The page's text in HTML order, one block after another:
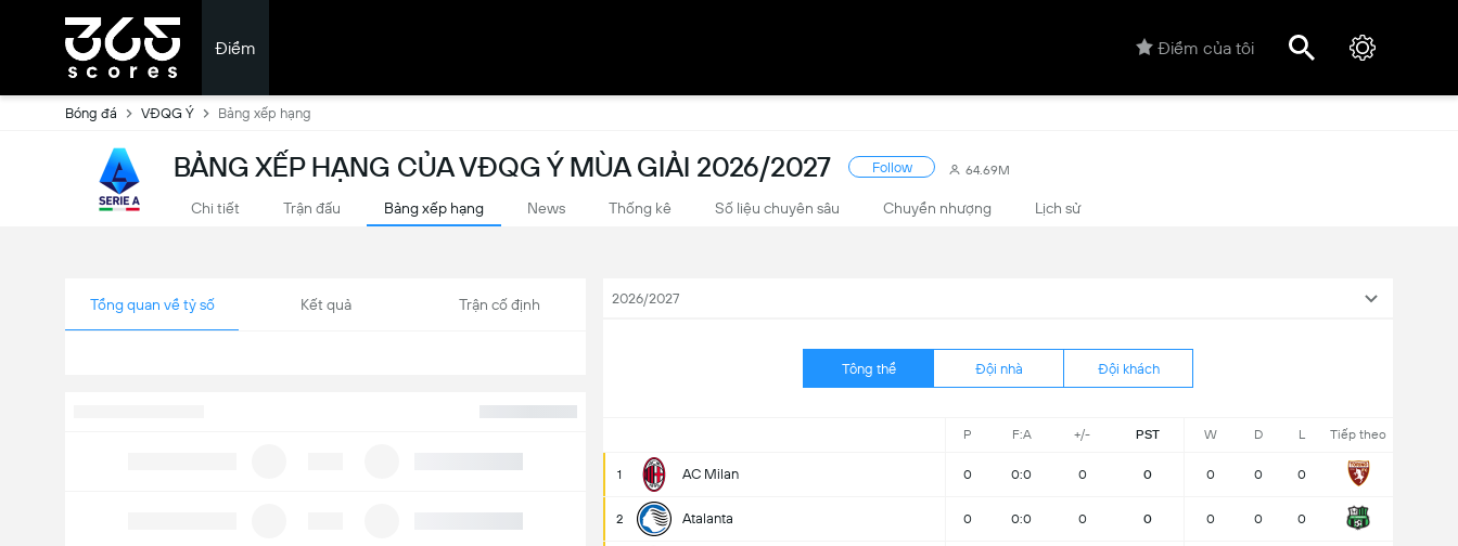
Điểm Điểm của tôi
Bóng đá VĐQG Ý Bảng xếp hạng
BẢNG XẾP HẠNG CỦA VĐQG Ý MÙA GIẢI 2026/2027 Follow 64.69M
Chi tiết Trận đấu Bảng xếp hạng News Thống kê Số liệu chuyên sâu Chuyển nhượng Lịch sử
Tổng quan về tỷ số Kết quả Trận cố định 2026/2027
Tông thể Đội nhà Đội khách
P F:A +/- PST W D L Tiếp theo
1 AC Milan 0 0:0 0 0 0 0 0
2 Atalanta 0 0:0 0 0 0 0 0